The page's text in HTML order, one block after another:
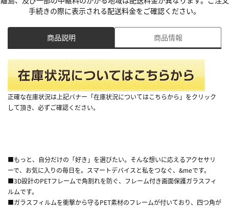
手続きの際に表示される配送料金をご確認ください。
商品説明 商品情報
正確な在庫状況は上記バナー「在庫状況についてはこちらから」をクリック
して頂き、必ずご確認ください。
■もっと、自分だけの「好き」を選びたい。そんな想いに応えるアクセサリ
ーで、お気に入りの毎日を。スマートデバイスと私をつなぐ、&meです。
■3D設計のPETフレームで角割れを防ぐ、フレーム付き画面保護ガラスフィ
ルムです。
■ガラスフィルムを衝撃から守るPET素材のフレームが付いており、四つ角が